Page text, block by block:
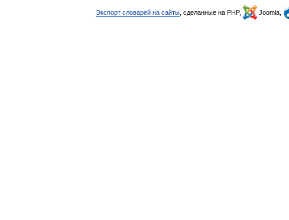
Экспорт словарей на сайты , сделанные на PHP, Joomla,